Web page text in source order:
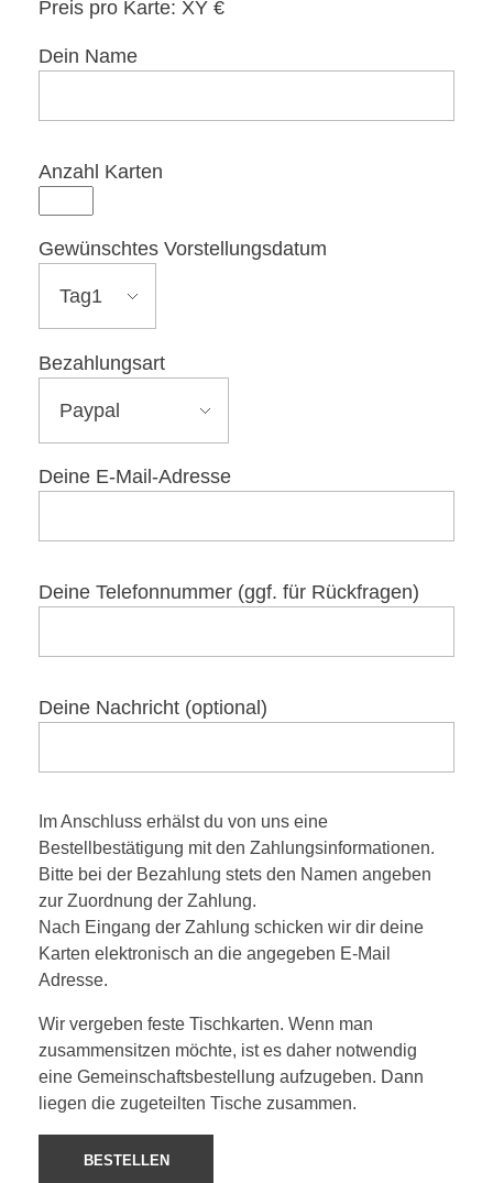
WERBUNG VON FIRMEN
Preis pro Karte: XY €
Dein Name
Anzahl Karten
Gewünschtes Vorstellungsdatum
Bezahlungsart
Deine E-Mail-Adresse
Deine Telefonnummer (ggf. für Rückfragen)
Deine Nachricht (optional)
Im Anschluss erhälst du von uns eine
Bestellbestätigung mit den Zahlungsinformationen.
Bitte bei der Bezahlung stets den Namen angeben
zur Zuordnung der Zahlung.
Nach Eingang der Zahlung schicken wir dir deine
Karten elektronisch an die angegeben E-Mail
Adresse.
Wir vergeben feste Tischkarten. Wenn man
zusammensitzen möchte, ist es daher notwendig
eine Gemeinschaftsbestellung aufzugeben. Dann
liegen die zugeteilten Tische zusammen.